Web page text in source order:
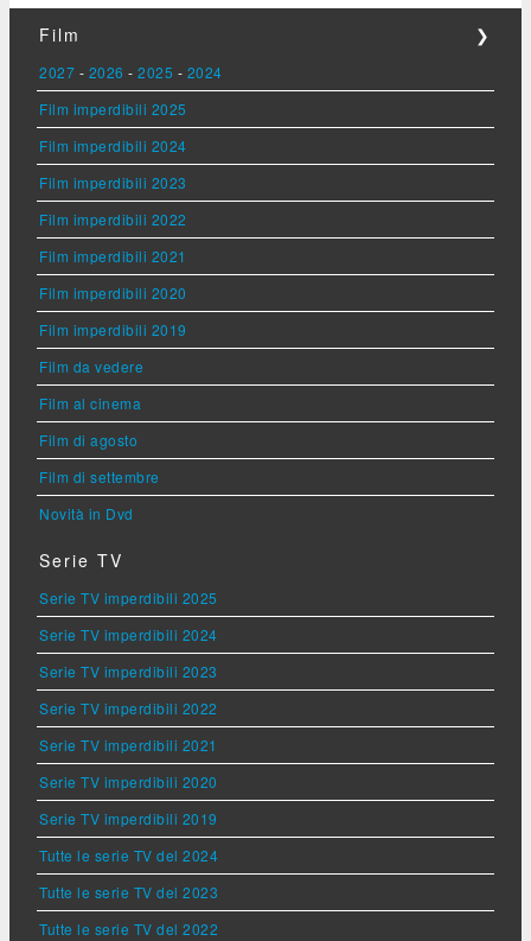
Film ❯
2027 - 2026 - 2025 - 2024
Film imperdibili 2025
Film imperdibili 2024
Film imperdibili 2023
Film imperdibili 2022
Film imperdibili 2021
Film imperdibili 2020
Film imperdibili 2019
Film da vedere
Film al cinema
Film di agosto
Film di settembre
Novità in Dvd
Serie TV
Serie TV imperdibili 2025
Serie TV imperdibili 2024
Serie TV imperdibili 2023
Serie TV imperdibili 2022
Serie TV imperdibili 2021
Serie TV imperdibili 2020
Serie TV imperdibili 2019
Tutte le serie TV del 2024
Tutte le serie TV del 2023
Tutte le serie TV del 2022